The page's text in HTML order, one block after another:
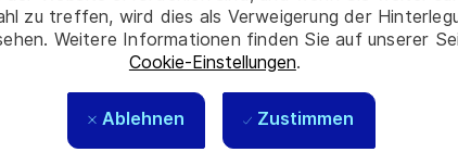
zu treffen, wird dies als Verweigerung der
Weitere Informationen finden Sie auf unserer
Cookie-Einstellungen.
Ablehnen Zustimmen
suivants :
etc.